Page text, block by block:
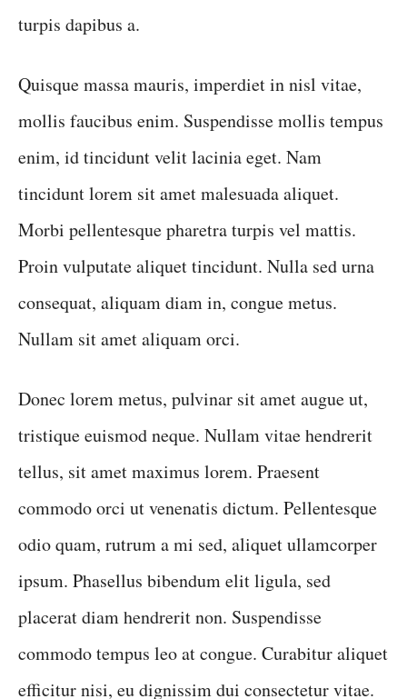
turpis dapibus a.
Quisque massa mauris, imperdiet in nisl vitae,
mollis faucibus enim. Suspendisse mollis tempus
enim, id tincidunt velit lacinia eget. Nam
tincidunt lorem sit amet malesuada aliquet.
Morbi pellentesque pharetra turpis vel mattis.
Proin vulputate aliquet tincidunt. Nulla sed urna
consequat, aliquam diam in, congue metus.
Nullam sit amet aliquam orci.
Donec lorem metus, pulvinar sit amet augue ut,
tristique euismod neque. Nullam vitae hendrerit
tellus, sit amet maximus lorem. Praesent
commodo orci ut venenatis dictum. Pellentesque
odio quam, rutrum a mi sed, aliquet ullamcorper
ipsum. Phasellus bibendum elit ligula, sed
placerat diam hendrerit non. Suspendisse
commodo tempus leo at congue. Curabitur aliquet
efficitur nisi, eu dignissim dui consectetur vitae.